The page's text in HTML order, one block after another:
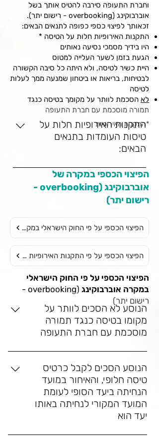
וחברת התעופה סירבה להטיס אותך בשל
אוברבוקינג (overbooking - רישום יתר).
זכאותך לפיצוי כספי כפופה לתנאים הבאים:
התקנות האירופיות חלות על הטיסה *
היו בידיך מסמכי נסיעה נאותים
הגעת בזמן לשער העלייה למטוס
היית כשיר לטיסה, ולא היתה כל סיבה הקשורה
לבטיחות, בריאות או ביטחון שמנעה ממך לעלות
לטיסה
לא הסכמת לוותר על מקומך בטיסה כנגד
תמורה מוסכמת עם חברת התעופה
הפיצוי הכספי על פי החוק הישראלי
במקרה אוברבוקינג
(overbooking -
רישום יתר)
הפיצוי הכספי במקרה של
אוברבוקינג (overbooking -
רישום יתר)
הפיצוי הכספי על פי החוק הישראלי במקרה אוברבוקינג
הפיצוי הכספי על פי התקנות האירופיות במקרה אוברבוקינג
*התקנות האירופיות
התקנות האירופיות חלות על
טיסות העומדות בתנאים
הבאים:
הנוסע לא הסכים לוותר על
מקומו בטיסה כנגד תמורה
מוסכמת עם חברת התעופה
מרחק הטיסה עד 2,000 ק"מ - 1,530 ₪
מרחק הטיסה בין 2,000 ק"מ ל 4,500 ק"מ
- 2,450 ₪
מרחק הטיסה מעל 4,500 ק"מ - 3,670 ₪
הנוסע הסכים לקבל כרטיס
טיסה חלופי, והאיחור במועד
הנחיתה ביעד הסופי לעומת
המועד המקורי לנחיתה באותו
יעד הוא
עד 4 שעות ומרחק הטיסה עד 2,000 ק"מ -